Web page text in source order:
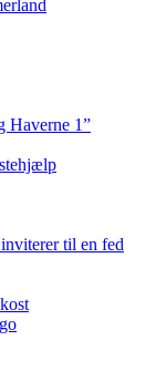
Haverne 1”
til en fed